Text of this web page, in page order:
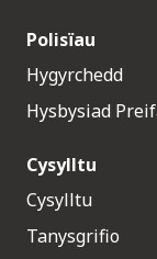
Polisïau
Hygyrchedd
Hysbysiad
Cysylltu
Cysylltu
Tanysgrifio